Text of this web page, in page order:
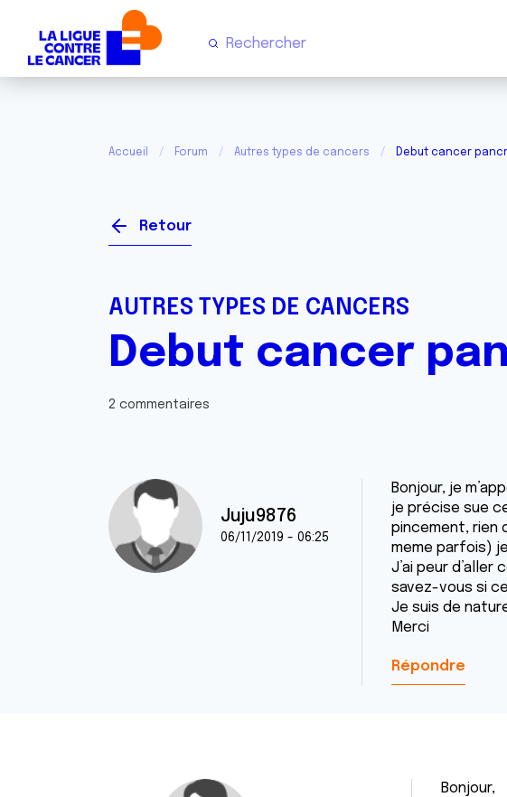
Accueil Forum Autres types de cancers Debut cancer
Retour
AUTRES TYPES DE CANCERS
Debut cancer
2 commentaires
Juju9876
06/11/2019 - 06:25
Bonjour, je
je précise sue
pincement, rien
meme parfois) je
J’ai peur d’aller
savez-vous si
Je suis de
Merci
Répondre
Bonjour,